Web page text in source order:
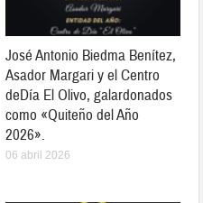
José Antonio Biedma Benítez,
Asador Margari y el Centro
deDía El Olivo, galardonados
como «Quiteño del Año
2026».
06 abril 2026